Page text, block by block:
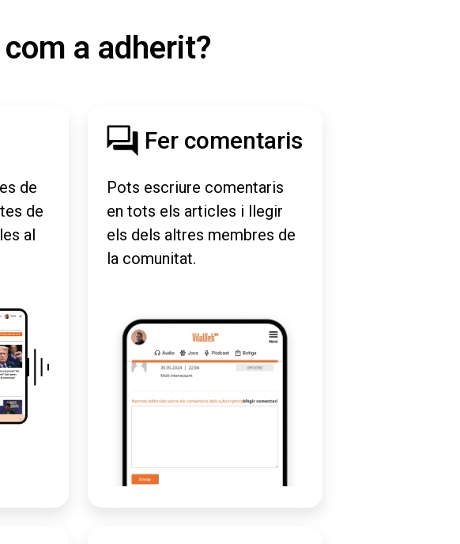
a adherit?
de
de
al
Fer comentaris
Pots escriure comentaris
en tots els articles i llegir
els dels altres membres de
la comunitat.